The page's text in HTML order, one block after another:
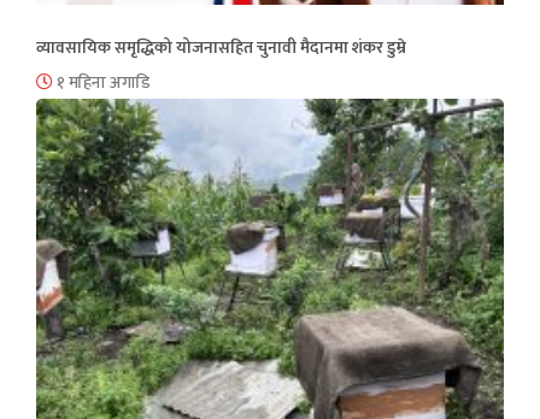
व्यावसायिक समृद्धिको योजनासहित चुनावी मैदानमा शंकर डुम्रे
१ महिना अगाडि